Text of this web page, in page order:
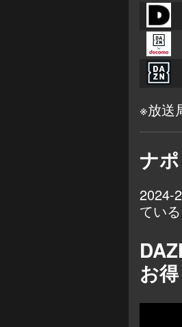
※放送
ナ
2024-
ている
お得